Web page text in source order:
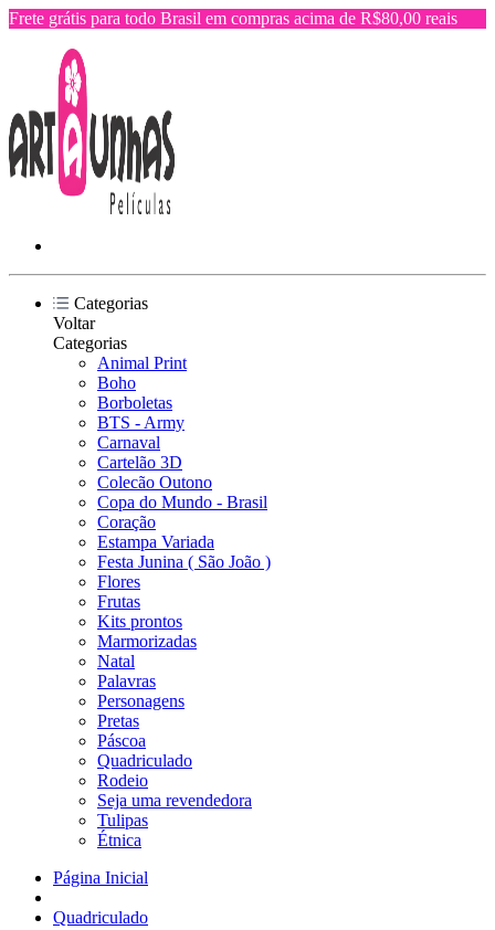
Frete grátis para todo Brasil em compras acima de R$80,00 reais
Categorias
Voltar
Categorias
Animal Print
Boho
Borboletas
BTS - Army
Carnaval
Cartelão 3D
Colecão Outono
Copa do Mundo - Brasil
Coração
Estampa Variada
Festa Junina ( São João )
Flores
Frutas
Kits prontos
Marmorizadas
Natal
Palavras
Personagens
Pretas
Páscoa
Quadriculado
Rodeio
Seja uma revendedora
Tulipas
Étnica
Página Inicial
Quadriculado